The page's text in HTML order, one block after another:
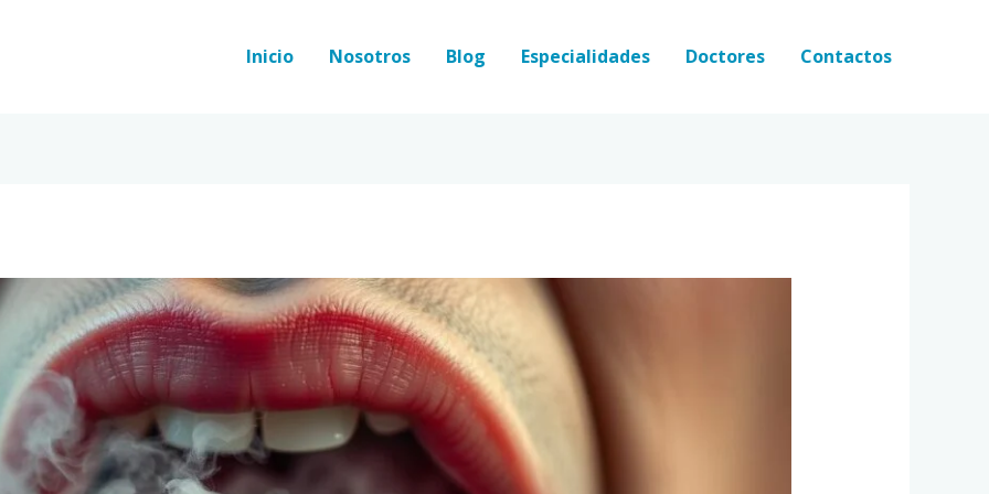
Inicio Nosotros Blog Especialidades Doctores Contactos